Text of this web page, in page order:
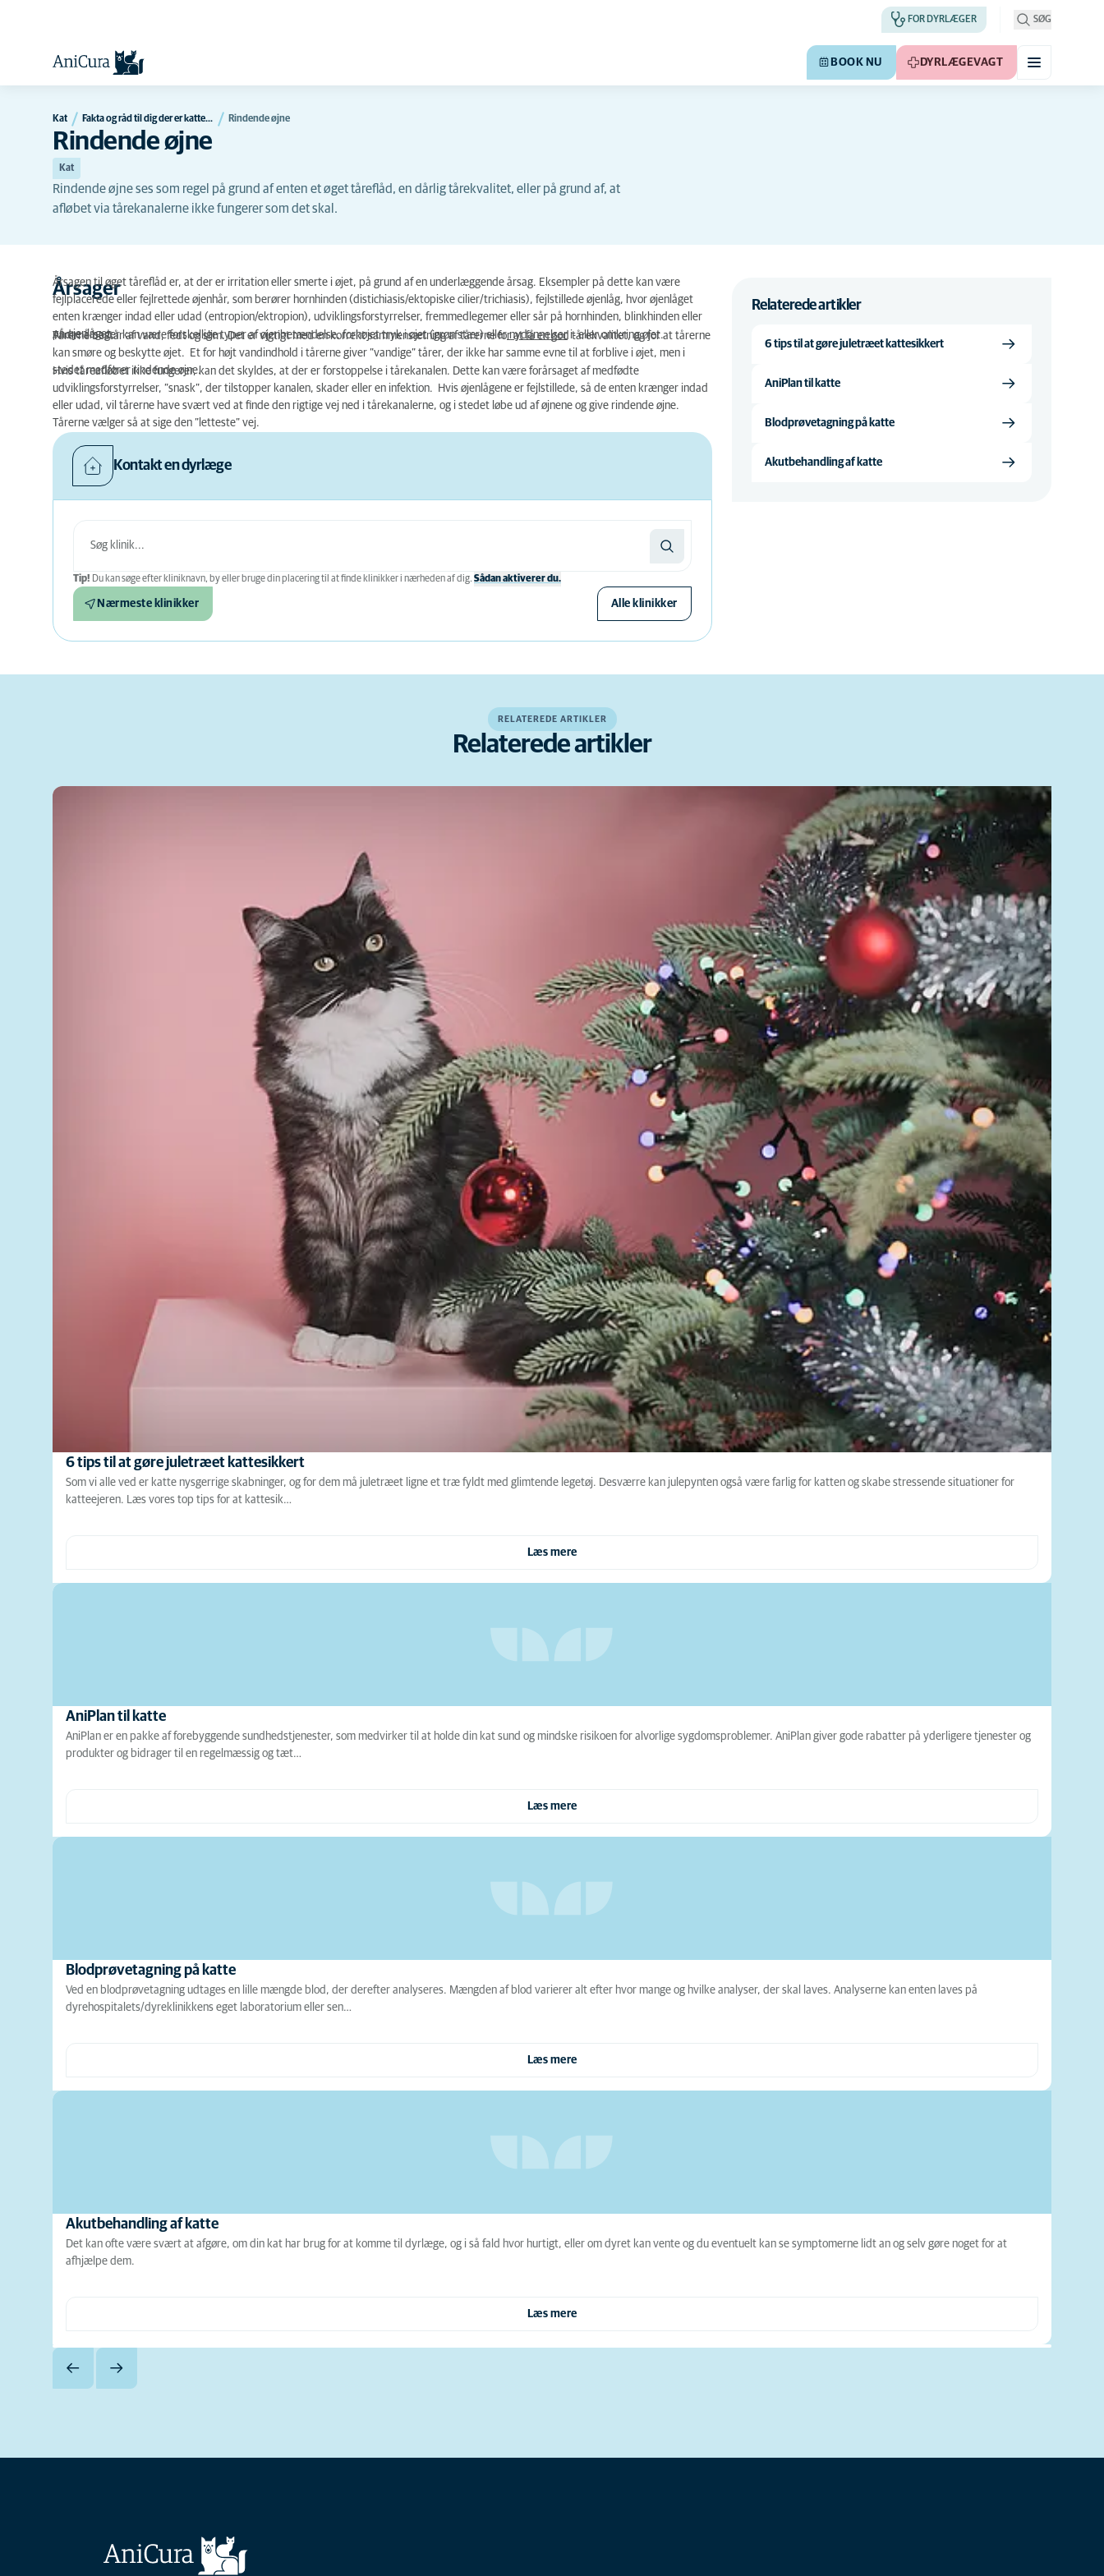
FOR DYRLÆGER SØG
BOOK NU DYRLÆGEVAGT
Kat Fakta og råd til dig der er katteejer Rindende øjne
Rindende øjne
Kat
Rindende øjne ses som regel på grund af enten et øget tåreflåd, en dårlig tårekvalitet, eller på grund af, at
afløbet via tårekanalerne ikke fungerer som det skal.
Årsager
Årsagen til øget tåreflåd er, at der er irritation eller smerte i øjet, på grund af en underlæggende årsag. Eksempler på dette kan være
fejlplacerede eller fejlrettede øjenhår, som berører hornhinden (distichiasis/ektopiske cilier/trichiasis), fejlstillede øjenlåg, hvor øjenlåget
enten krænger indad eller udad (entropion/ektropion), udviklingsforstyrrelser, fremmedlegemer eller sår på hornhinden, blinkhinden eller
på øjenlåget.
Andre årsager kan være forskellige typer af øjenbetændelse, forhøjet tryk i øjet (grøn stær) ellernydannelser i- eller omkring øjet.
Tårerne består af vand, fedt og slim. Det er vigtigt med en korrekt sammensætning af tårerne for at få en god tårekvalitet, og for at tårerne
kan smøre og beskytte øjet. Et for højt vandindhold i tårerne giver ”vandige” tårer, der ikke har samme evne til at forblive i øjet, men i
stedet medfører rindende øjne.
Hvis tåreafløbet ikke fungerer, kan det skyldes, at der er forstoppelse i tårekanalen. Dette kan være forårsaget af medfødte
udviklingsforstyrrelser, ”snask”, der tilstopper kanalen, skader eller en infektion. Hvis øjenlågene er fejlstillede, så de enten krænger indad
eller udad, vil tårerne have svært ved at finde den rigtige vej ned i tårekanalerne, og i stedet løbe ud af øjnene og give rindende øjne.
Tårerne vælger så at sige den ”letteste” vej.
Kontakt en dyrlæge
Tip! Du kan søge efter kliniknavn, by eller bruge din placering til at finde klinikker i nærheden af ​​dig. Sådan aktiverer du.
Nærmeste klinikker Alle klinikker
Relaterede artikler
6 tips til at gøre juletræet kattesikkert
AniPlan til katte
Blodprøvetagning på katte
Akutbehandling af katte
RELATEREDE ARTIKLER
Relaterede artikler
6 tips til at gøre juletræet kattesikkert
Som vi alle ved er katte nysgerrige skabninger, og for dem må juletræet ligne et træ fyldt med glimtende legetøj. Desværre kan julepynten også være farlig for katten og skabe stressende situationer for
katteejeren. Læs vores top tips for at kattesik…
Læs mere
AniPlan til katte
AniPlan er en pakke af forebyggende sundhedstjenester, som medvirker til at holde din kat sund og mindske risikoen for alvorlige sygdomsproblemer. AniPlan giver gode rabatter på yderligere tjenester og
produkter og bidrager til en regelmæssig og tæt…
Læs mere
Blodprøvetagning på katte
Ved en blodprøvetagning udtages en lille mængde blod, der derefter analyseres. Mængden af blod varierer alt efter hvor mange og hvilke analyser, der skal laves. Analyserne kan enten laves på
dyrehospitalets/dyreklinikkens eget laboratorium eller sen…
Læs mere
Akutbehandling af katte
Det kan ofte være svært at afgøre, om din kat har brug for at komme til dyrlæge, og i så fald hvor hurtigt, eller om dyret kan vente og du eventuelt kan se symptomerne lidt an og selv gøre noget for at
afhjælpe dem.
Læs mere